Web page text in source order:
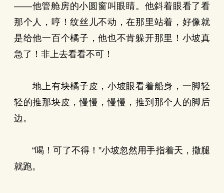
——他管舱房的小圆窗叫眼睛。他斜着眼看了看
那个人，哼！纹丝儿不动，在那里站着，好像就
是给他一百个橘子，他也不肯躲开那里！小坡真
急了！非上去看看不可！
地上有块橘子皮，小坡眼看着船身，一脚轻
轻的推那块皮，慢慢，慢慢，推到那个人的脚后
边。
“喝！可了不得！”小坡忽然用手指着天，撒腿
就跑。